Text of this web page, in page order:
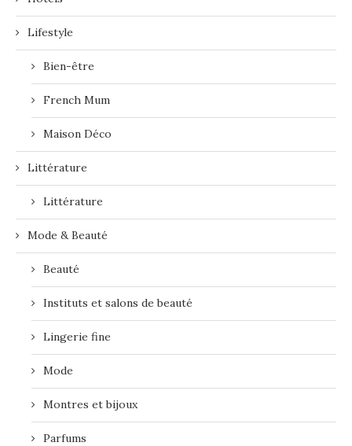
Lifestyle
Bien-être
French Mum
Maison Déco
Littérature
Littérature
Mode & Beauté
Beauté
Instituts et salons de beauté
Lingerie fine
Mode
Montres et bijoux
Parfums